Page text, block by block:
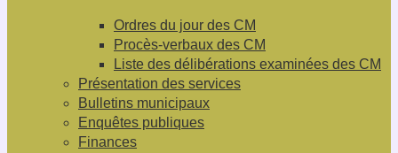
Ordres du jour des CM
Procès-verbaux des CM
Liste des délibérations examinées des CM
Présentation des services
Bulletins municipaux
Enquêtes publiques
Finances